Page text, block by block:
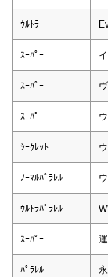
ｳﾙﾄﾗ
ｽｰﾊﾟｰ
ｽｰﾊﾟｰ
ｽｰﾊﾟｰ
ｼｰｸﾚｯﾄ
ﾉｰﾏﾙﾊﾟﾗﾚﾙ
ｳﾙﾄﾗﾊﾟﾗﾚﾙ
ｽｰﾊﾟｰ
ﾊﾟﾗﾚﾙ